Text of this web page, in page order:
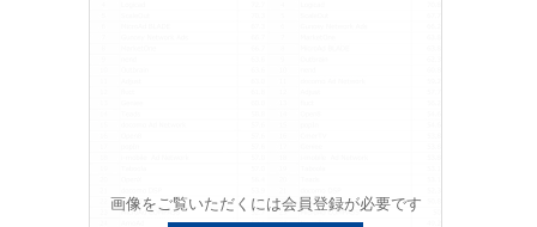
画像をご覧いただくには会員登録が必要です